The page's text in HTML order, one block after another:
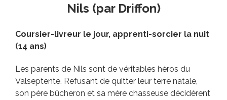
Nils (par Driffon)
Coursier-livreur le jour, apprenti-sorcier la nuit
(14 ans)
Les parents de Nils sont de véritables héros du
Valseptente. Refusant de quitter leur terre natale,
son père bûcheron et sa mère chasseuse décidèrent